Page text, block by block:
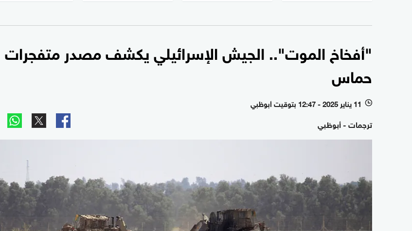
"أفخاخ الموت".. الجيش الإسرائيلي يكشف مصدر متفجرات
حماس
l 11 يناير 2025 - 12:47 بتوقيت أبوظبي
ترجمات - أبوظبي